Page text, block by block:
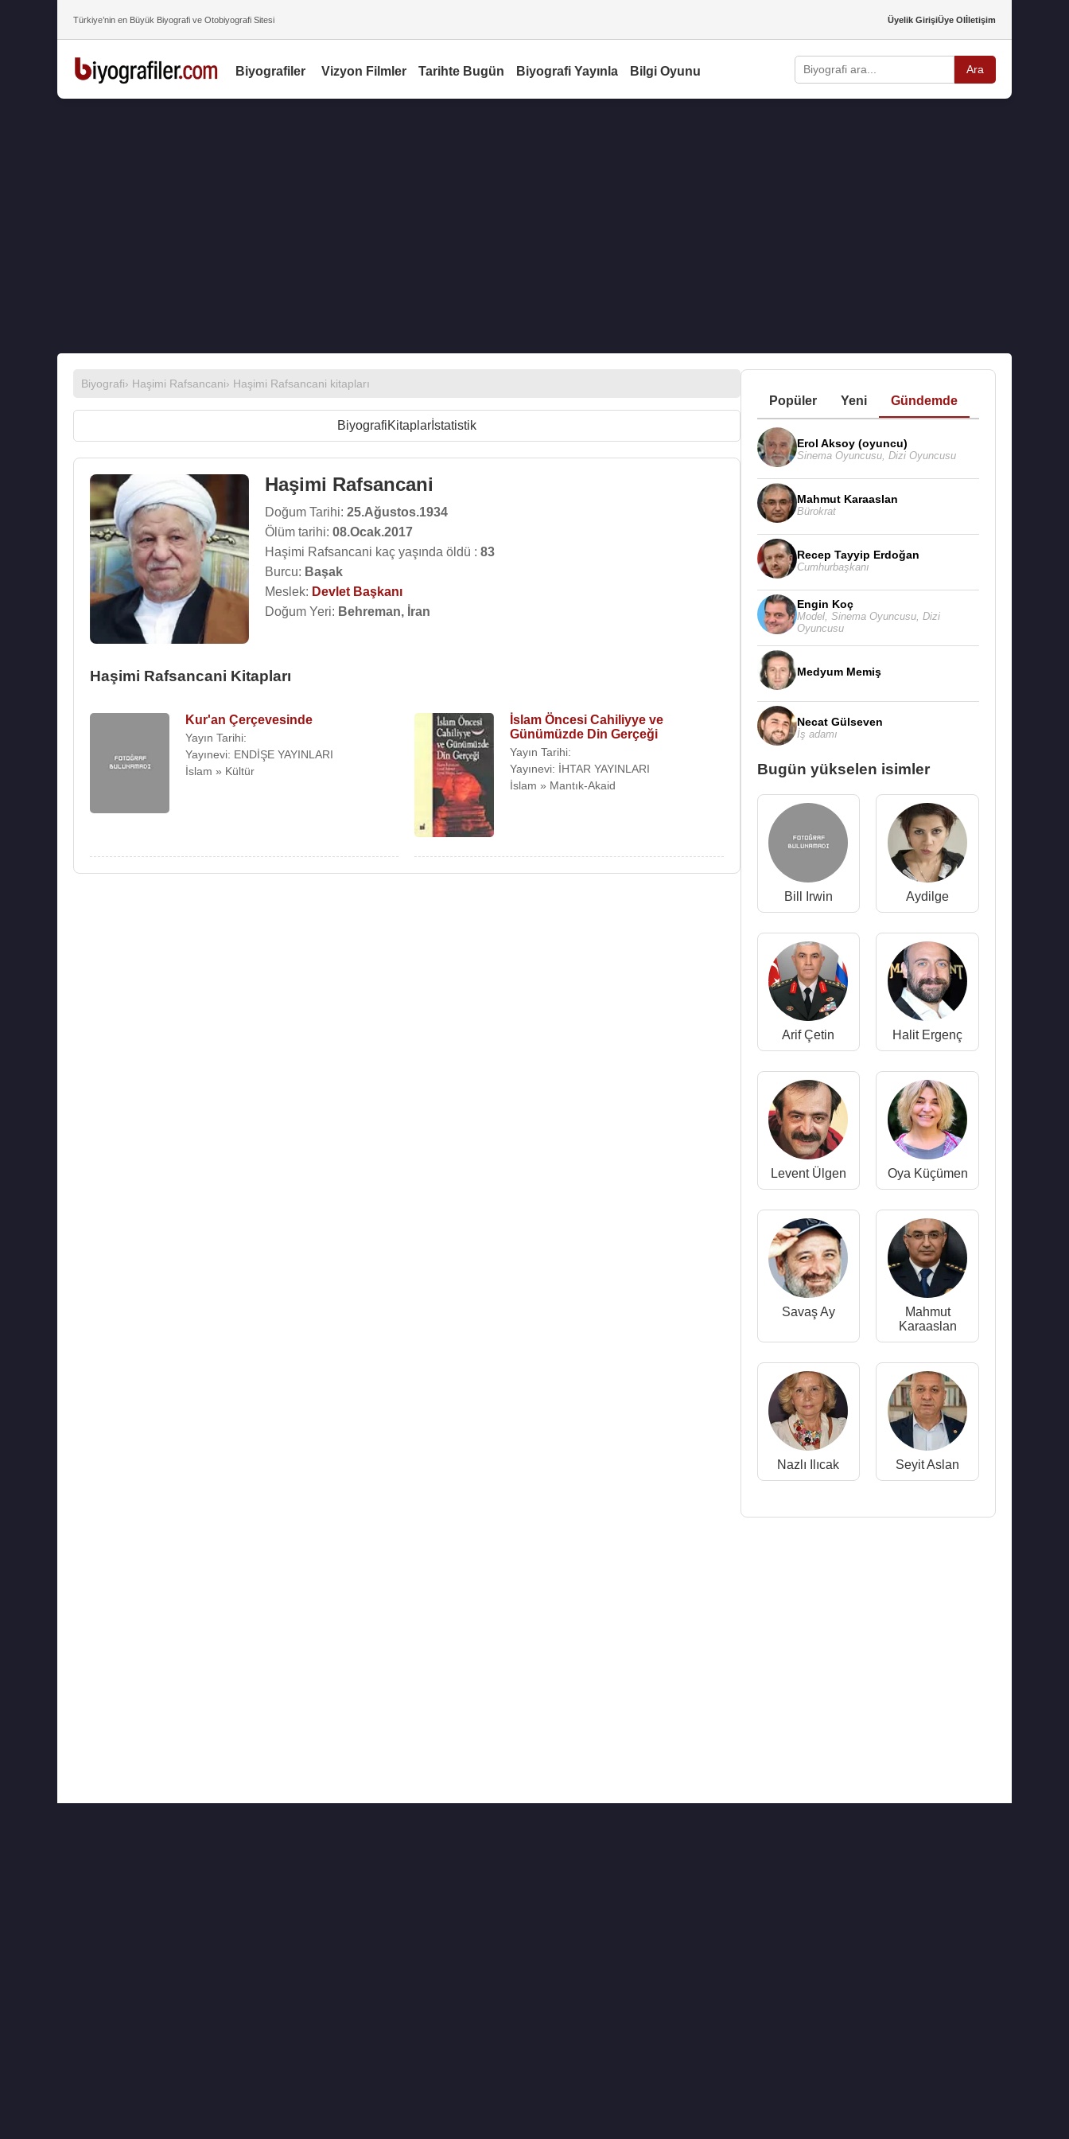
Türkiye’nin en Büyük Biyografi ve Otobiyografi Sitesi Üyelik GirişiÜye Olİletişim
Biyografiler Vizyon Filmler Tarihte Bugün Biyografi Yayınla Bilgi Oyunu Ara
Biyografi› Haşimi Rafsancani› Haşimi Rafsancani kitapları
BiyografiKitaplarİstatistik
Haşimi Rafsancani
Doğum Tarihi: 25.Ağustos.1934
Ölüm tarihi: 08.Ocak.2017
Haşimi Rafsancani kaç yaşında öldü : 83
Burcu: Başak
Meslek: Devlet Başkanı
Doğum Yeri: Behreman, İran
Haşimi Rafsancani Kitapları
Kur'an Çerçevesinde
Yayın Tarihi:
Yayınevi: ENDİŞE YAYINLARI
İslam » Kültür
İslam Öncesi Cahiliyye ve
Günümüzde Din Gerçeği
Yayın Tarihi:
Yayınevi: İHTAR YAYINLARI
İslam » Mantık-Akaid
Popüler Yeni Gündemde
Erol Aksoy (oyuncu)
Sinema Oyuncusu, Dizi Oyuncusu
Mahmut Karaaslan
Bürokrat
Recep Tayyip Erdoğan
Cumhurbaşkanı
Engin Koç
Model, Sinema Oyuncusu, Dizi
Oyuncusu
Medyum Memiş
Necat Gülseven
İş adamı
Bugün yükselen isimler
Bill Irwin Aydilge
Arif Çetin Halit Ergenç
Levent Ülgen Oya Küçümen
Savaş Ay
Mahmut
Karaaslan
Nazlı Ilıcak Seyit Aslan